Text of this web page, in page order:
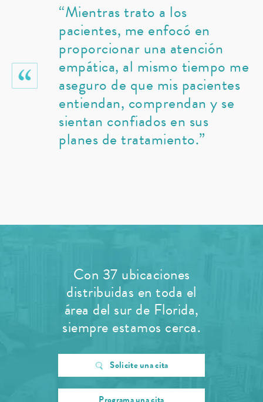
“Mientras trato a los
pacientes, me enfocó en
proporcionar una atención
empática, al mismo tiempo me
aseguro de que mis pacientes
entiendan, comprendan y se
sientan confiados en sus
planes de tratamiento.”
Con 37 ubicaciones
distribuidas en toda el
área del sur de Florida,
siempre estamos cerca.
Solicite una cita